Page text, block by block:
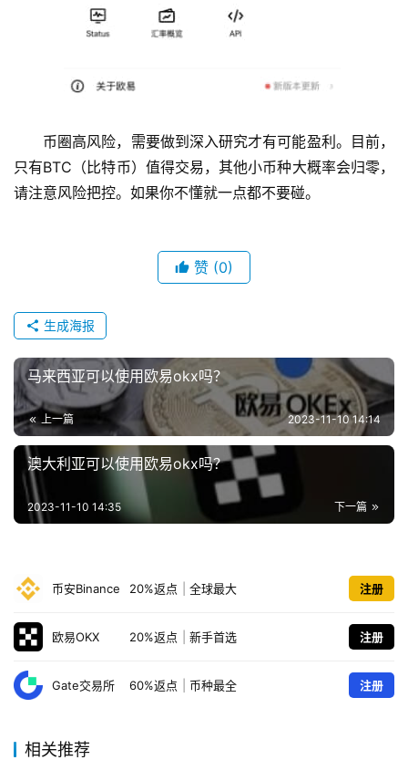
币圈高风险，需要做到深入研究才有可能盈利。目前，
只有BTC（比特币）值得交易，其他小币种大概率会归零，
请注意风险把控。如果你不懂就一点都不要碰。
赞 (0)
生成海报
马来西亚可以使用欧易okx吗？
上一篇 2023-11-10 14:14
澳大利亚可以使用欧易okx吗？
下一篇
2023-11-10 14:35
币安Binance 20%返点 全球最大 注册
欧易OKX 20%返点 新手首选 注册
Gate交易所 60%返点 币种最全 注册
相关推荐